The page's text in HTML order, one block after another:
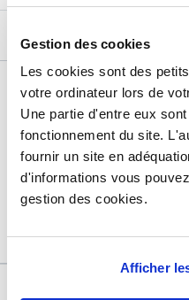
Gestion des cookies
Les cookies sont des
votre ordinateur lors de
Une partie d'entre eux
fonctionnement du site.
fournir un site en
d'informations vous
gestion des cookies.
Afficher
DÉTAILS TECHNIQUES
Marque
Garantie